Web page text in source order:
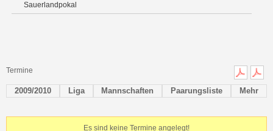
Sauerlandpokal
Termine
2009/2010 Liga Mannschaften Paarungsliste Mehr
Es sind keine Termine angelegt!